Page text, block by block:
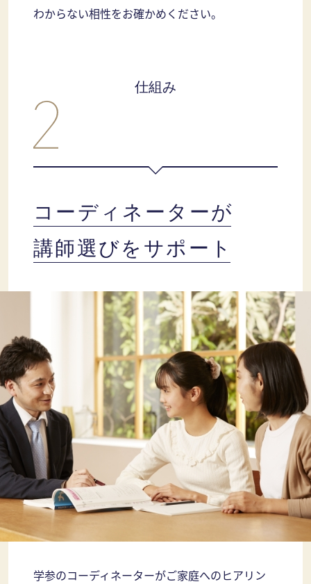
わからない相性をお確かめください。
仕組み
コーディネーターが
講師選びをサポート
学参のコーディネーターがご家庭へのヒアリン